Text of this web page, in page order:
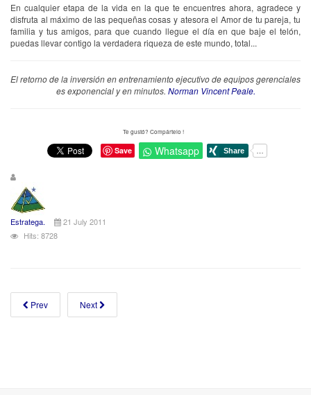
En cualquier etapa de la vida en la que te encuentres ahora, agradece y
disfruta al máximo de las pequeñas cosas y atesora el Amor de tu pareja, tu
familia y tus amigos, para que cuando llegue el día en que baje el telón,
puedas llevar contigo la verdadera riqueza de este mundo, total...
El retorno de la inversión en entrenamiento ejecutivo de equipos gerenciales
es exponencial y en minutos. Norman Vincent Peale.
Te gustó? Compártelo !
Save Whatsapp
Estratega.
21 July 2011
Hits: 8728
Prev Next